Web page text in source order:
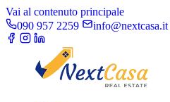
Vai al contenuto principale
090 957 2259
info@nextcasa.it